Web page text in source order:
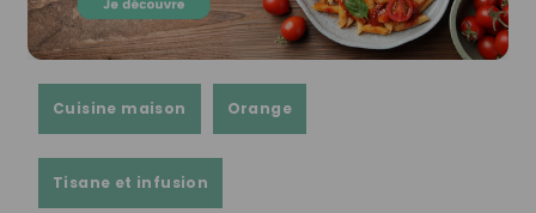
Cuisine maison Orange
Tisane et infusion